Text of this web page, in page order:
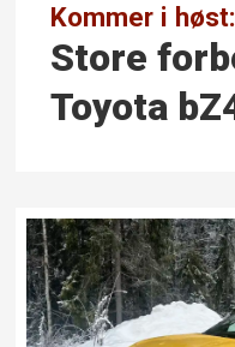
Kommer i høst:
Store
Toyota